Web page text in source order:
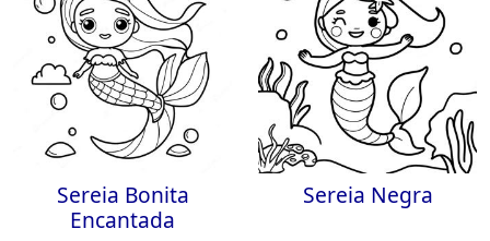
Sereia Bonita
Encantada
Sereia Negra